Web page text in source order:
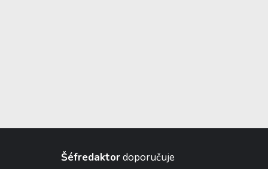
Šéfredaktordoporučuje